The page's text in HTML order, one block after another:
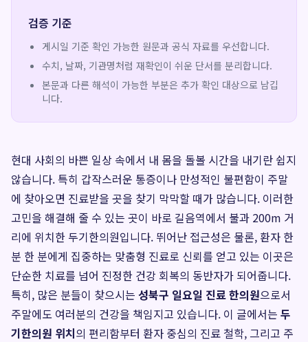
검증 기준
게시일 기준 확인 가능한 원문과 공식 자료를 우선합니다.
수치, 날짜, 기관명처럼 재확인이 쉬운 단서를 분리합니다.
본문과 다른 해석이 가능한 부분은 추가 확인 대상으로 남깁
니다.
현대 사회의 바쁜 일상 속에서 내 몸을 돌볼 시간을 내기란 쉽지
않습니다. 특히 갑작스러운 통증이나 만성적인 불편함이 주말
에 찾아오면 진료받을 곳을 찾기 막막할 때가 많습니다. 이러한
고민을 해결해 줄 수 있는 곳이 바로 길음역에서 불과 200m 거
리에 위치한 두기한의원입니다. 뛰어난 접근성은 물론, 환자 한
분 한 분에게 집중하는 맞춤형 진료로 신뢰를 얻고 있는 이곳은
단순한 치료를 넘어 진정한 건강 회복의 동반자가 되어줍니다.
특히, 많은 분들이 찾으시는 성북구 일요일 진료 한의원으로서
주말에도 여러분의 건강을 책임지고 있습니다. 이 글에서는 두
기한의원 위치의 편리함부터 환자 중심의 진료 철학, 그리고 주